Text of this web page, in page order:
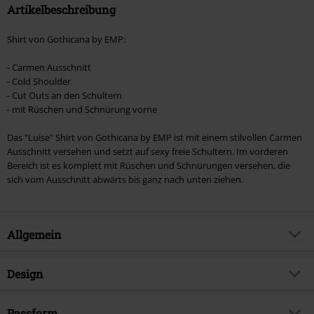
Artikelbeschreibung
Shirt von Gothicana by EMP:
- Carmen Ausschnitt
- Cold Shoulder
- Cut Outs an den Schultern
- mit Rüschen und Schnürung vorne
Das "Luise" Shirt von Gothicana by EMP ist mit einem stilvollen Carmen
Ausschnitt versehen und setzt auf sexy freie Schultern. Im vorderen
Bereich ist es komplett mit Rüschen und Schnürungen versehen, die
sich vom Ausschnitt abwärts bis ganz nach unten ziehen.
Allgemein
Artikelnummer:
Design
Produkt-Typ